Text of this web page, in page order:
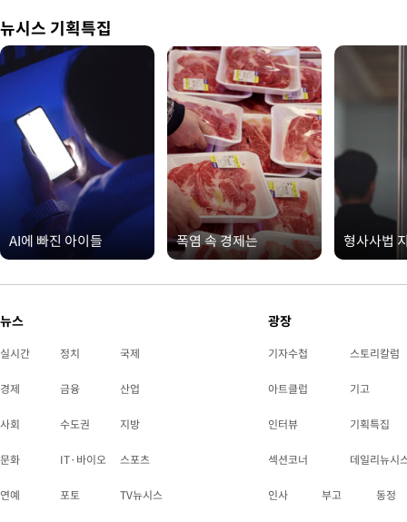
뉴시스 기획특집
AI에 빠진 아이들 폭염 속 경제는 형사사법
뉴스
실시간 정치 국제
경제 금융 산업
사회 수도권 지방
문화 IT·바이오 스포츠
연예 포토 TV뉴시스
광장
기자수첩 스토리칼럼
아트클럽 기고
인터뷰 기획특집
섹션코너 데일리뉴시
인사 부고 동정